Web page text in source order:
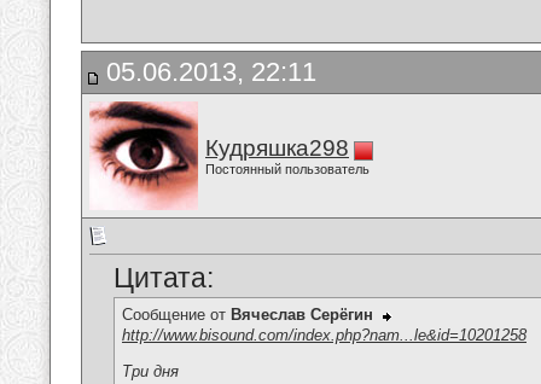
05.06.2013, 22:11
Кудряшка298
Постоянный пользователь
Цитата:
Сообщение от Вячеслав Серёгин
http://www.bisound.com/index.php?nam...le&id=10201258
Три дня